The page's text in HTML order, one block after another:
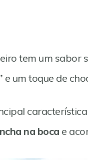
tem um sabor
e um toque de
na boca e